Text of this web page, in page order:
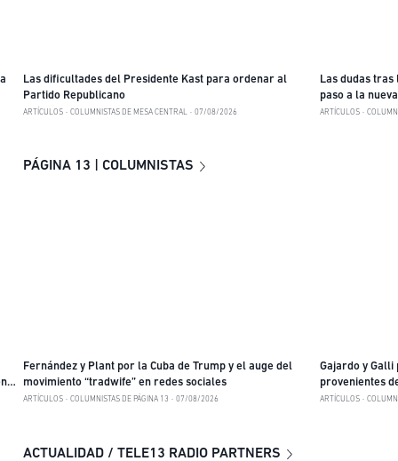
Las dificultades del Presidente Kast para ordenar al
Partido Republicano
ARTÍCULOS COLUMNISTAS DE MESA CENTRAL 07/08/2026
Las dudas
paso a la
ARTÍCULOS
PÁGINA 13 | COLUMNISTAS
Fernández y Plant por la Cuba de Trump y el auge del
movimiento “tradwife” en redes sociales
ARTÍCULOS COLUMNISTAS DE PÁGINA 13 07/08/2026
Gajardo y Galli
provenientes
la
ARTÍCULOS
ACTUALIDAD / TELE13 RADIO PARTNERS